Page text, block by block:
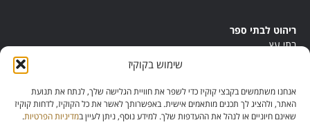
שימוש בקוקיז
אנחנו משתמשים בקבצי קוקיז כדי לשפר את חוויית הגלישה שלך, לנתח את תנועת
האתר, ולהציג לך תכנים מותאמים אישית. באפשרותך לאשר את כל הקוקיז, לדחות קוקיז
שאינם חיוניים או לנהל את ההעדפות שלך. למידע נוסף, ניתן לעיין במדיניות הפרטיות.
ריהוט לבתי ספר
בתי עץ
ריהוט מונטסורי
ריהוט אנתרופוסופי